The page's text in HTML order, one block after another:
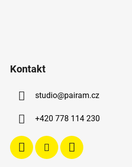
Kontakt
studio@pairam.cz
+420 778 114 230